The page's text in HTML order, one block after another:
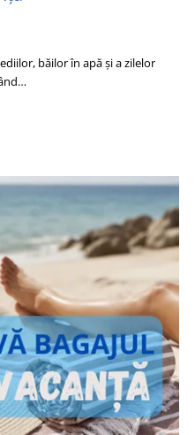
băilor în apă și a zilelor